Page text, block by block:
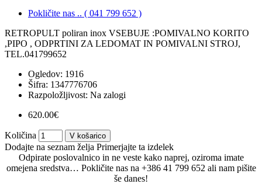
Pokličite nas .. ( 041 799 652 )
RETROPULT poliran inox VSEBUJE :POMIVALNO KORITO
,PIPO , ODPRTINI ZA LEDOMAT IN POMIVALNI STROJ,
TEL.041799652
Ogledov: 1916
Šifra: 1347776706
Razpoložljivost: Na zalogi
620.00€
Količina V košarico
Dodajte na seznam želja Primerjajte ta izdelek
Odpirate poslovalnico in ne veste kako naprej, oziroma imate
omejena sredstva… Pokličite nas na +386 41 799 652 ali nam pišite
še danes!